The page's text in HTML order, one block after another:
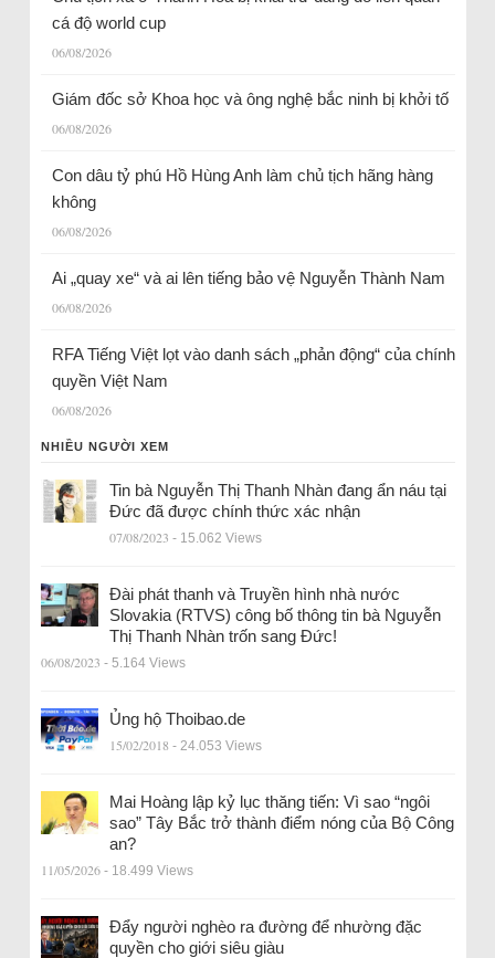
cá độ world cup
06/08/2026
Giám đốc sở Khoa học và ông nghệ bắc ninh bị khởi tố
06/08/2026
Con dâu tỷ phú Hồ Hùng Anh làm chủ tịch hãng hàng
không
06/08/2026
Ai „quay xe“ và ai lên tiếng bảo vệ Nguyễn Thành Nam
06/08/2026
RFA Tiếng Việt lọt vào danh sách „phản động“ của chính
quyền Việt Nam
06/08/2026
NHIỀU NGƯỜI XEM
Tin bà Nguyễn Thị Thanh Nhàn đang ẩn náu tại
Đức đã được chính thức xác nhận
07/08/2023 - 15.062 Views
Đài phát thanh và Truyền hình nhà nước
Slovakia (RTVS) công bố thông tin bà Nguyễn
Thị Thanh Nhàn trốn sang Đức!
06/08/2023 - 5.164 Views
Ủng hộ Thoibao.de
15/02/2018 - 24.053 Views
Mai Hoàng lập kỷ lục thăng tiến: Vì sao “ngôi
sao” Tây Bắc trở thành điểm nóng của Bộ Công
an?
11/05/2026 - 18.499 Views
Đẩy người nghèo ra đường để nhường đặc
quyền cho giới siêu giàu